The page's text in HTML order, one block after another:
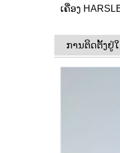
ເຄື່ອງ
ການຕິດຕັ້ງຢູ່